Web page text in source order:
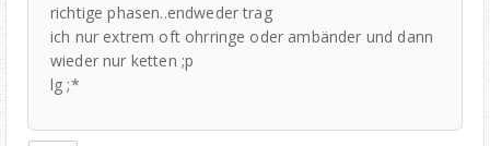
richtige phasen..endweder trag
ich nur extrem oft ohrringe oder ambänder und dann
wieder nur ketten ;p
lg ;*